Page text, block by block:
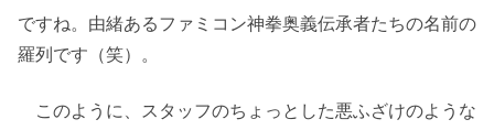
ですね。由緒あるファミコン神拳奥義伝承者たちの名前の
羅列です（笑）。
このように、スタッフのちょっとした悪ふざけのような